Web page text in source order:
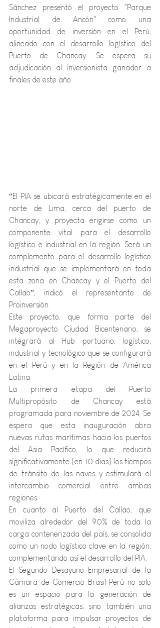
Sánchez presentó el proyecto "Parque
Industrial de Ancón" como una
oportunidad de inversión en el Perú,
alineado con el desarrollo logístico del
Puerto de Chancay. Se espera su
adjudicación al inversionista ganador a
finales de este año.
“El PIA se ubicará estratégicamente en el
norte de Lima, cerca del puerto de
Chancay, y proyecta erigirse como un
componente vital para el desarrollo
logístico e industrial en la región. Será un
complemento para el desarrollo logístico
industrial que se implementará en toda
esta zona en Chancay y el Puerto del
Callao”, indicó el representante de
Proinversión.
Este proyecto, que forma parte del
Megaproyecto Ciudad Bicentenario, se
integrará al Hub portuario, logístico,
industrial y tecnológico que se configurará
en el Perú y en la Región de América
Latina.
La primera etapa del Puerto
Multipropósito de Chancay está
programada para noviembre de 2024. Se
espera que esta inauguración abra
nuevas rutas marítimas hacia los puertos
del Asia Pacífico, lo que reducirá
significativamente (en 10 días) los tiempos
de tránsito de las naves y estimulará el
intercambio comercial entre ambas
regiones.
En cuanto al Puerto del Callao, que
moviliza alrededor del 90% de toda la
carga contenerizada del país, se consolida
como un nodo logístico clave en la región,
complementando así el desarrollo del PIA.
El Segundo Desayuno Empresarial de la
Cámara de Comercio Brasil Perú no solo
es un espacio para la generación de
alianzas estratégicas, sino también una
plataforma para impulsar proyectos de